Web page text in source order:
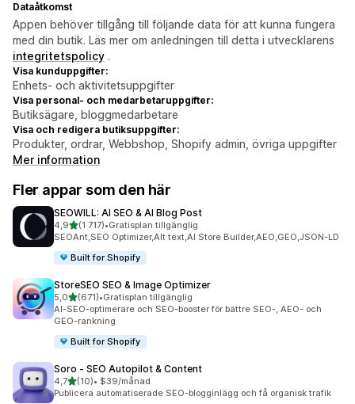
Dataåtkomst
Appen behöver tillgång till följande data för att kunna fungera
med din butik. Läs mer om anledningen till detta i utvecklarens
integritetspolicy .
Visa kunduppgifter:
Enhets- och aktivitetsuppgifter
Visa personal- och medarbetaruppgifter:
Butiksägare, bloggmedarbetare
Visa och redigera butiksuppgifter:
Produkter, ordrar, Webbshop, Shopify admin, övriga uppgifter
Mer information
Fler appar som den här
SEOWILL: AI SEO & AI Blog Post
4,9av 5 stjärnor
(1 717)
1717 recensioner totalt
•Gratisplan tillgänglig
SEOAnt,SEO Optimizer,Alt text,AI Store Builder,AEO,GEO,JSON-LD
Built for Shopify
StoreSEO SEO & Image Optimizer
5,0av 5 stjärnor
(671)
671 recensioner totalt
•Gratisplan tillgänglig
AI-SEO-optimerare och SEO-booster för bättre SEO-, AEO- och
GEO-rankning
Built for Shopify
Soro ‑ SEO Autopilot & Content
4,7av 5 stjärnor
(10)
10 recensioner totalt
• $39/månad
Publicera automatiserade SEO-blogginlägg och få organisk trafik